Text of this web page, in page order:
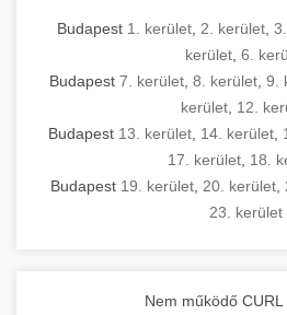
Budapest 1. kerület 2. kerület
kerület 6.
Budapest 7. kerület, 8. kerület, 9.
kerület 12.
Budapest 13. kerület 14. kerület
17. kerület 18.
Budapest 19. kerület 20. kerület
23. kerület
Nem működő CURL